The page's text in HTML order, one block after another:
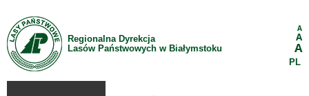
Zum Inhalt wechseln
Regionalna Dyrekcja
Lasów Państwowych w Białymstoku
A
A
A
PL